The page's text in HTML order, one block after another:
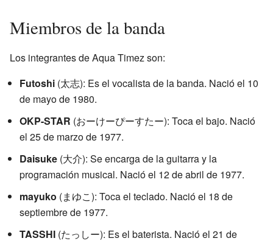
Miembros de la banda
Los integrantes de Aqua Timez son:
Futoshi (太志): Es el vocalista de la banda. Nació el 10
de mayo de 1980.
OKP-STAR (おーけーぴーすたー): Toca el bajo. Nació
el 25 de marzo de 1977.
Daisuke (大介): Se encarga de la guitarra y la
programación musical. Nació el 12 de abril de 1977.
mayuko (まゆこ): Toca el teclado. Nació el 18 de
septiembre de 1977.
TASSHI (たっしー): Es el baterista. Nació el 21 de